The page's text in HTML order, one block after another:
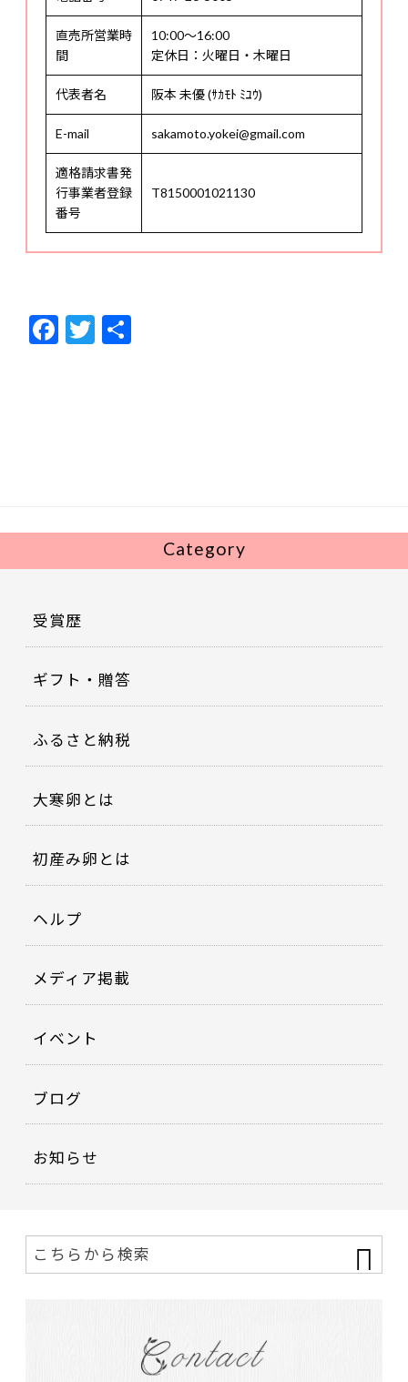
直売所営業時
間
10:00〜16:00
定休日：火曜日・木曜日
代表者名 阪本 未優 (ｻｶﾓﾄ ﾐﾕｳ)
E-mail sakamoto.yokei@gmail.com
適格請求書発
行事業者登録
番号
T8150001021130
F
T
Category
受賞歴
ギフト・贈答
ふるさと納税
大寒卵とは
初産み卵とは
ヘルプ
メディア掲載
イベント
ブログ
お知らせ